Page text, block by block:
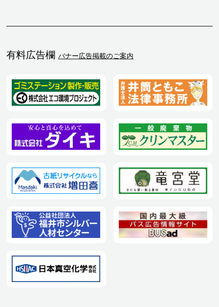
有料広告欄 バナー広告掲載のご案内